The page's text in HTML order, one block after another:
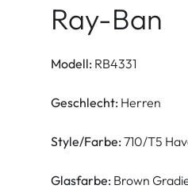
Ray-Ban
Modell: RB4331
Geschlecht: Herren
Style/Farbe: 710/T5
Glasfarbe: Brown